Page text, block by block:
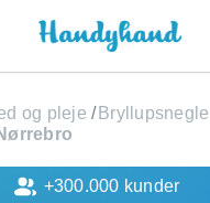
og pleje / Bryllupsnegle
+300.000 kunder